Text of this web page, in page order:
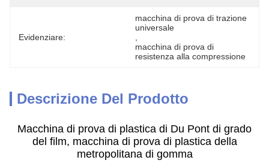
Evidenziare:
macchina di prova di trazione
universale
macchina di prova di
resistenza alla compressione
Descrizione Del Prodotto
Macchina di prova di plastica di Du Pont di grado
del film, macchina di prova di plastica della
metropolitana di gomma